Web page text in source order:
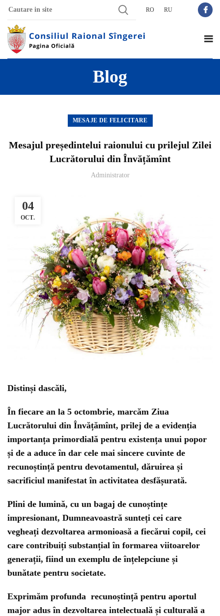
RO RU
Blog
MESAJE DE FELICITARE
Mesajul președintelui raionului cu prilejul Zilei
Lucrătorului din Învățămînt
Administrator
04
OCT.
Distinși dascăli,
În fiecare an la 5 octombrie, marcăm Ziua
Lucrătorului din Învățămînt, prilej de a evidenția
importanța primordială pentru existența unui popor
și de a aduce în dar cele mai sincere cuvinte de
recunoștință pentru devotamentul, dăruirea și
sacrificiul manifestat în activitatea desfășurată.
Plini de lumină, cu un bagaj de cunoștințe
impresionant, Dumneavoastră sunteți cei care
vegheați dezvoltarea armonioasă a fiecărui copil, cei
care contribuiți substanțial în formarea viitoarelor
generații, fiind un exemplu de înțelepciune și
bunătate pentru societate.
Exprimăm profunda recunoștință pentru aportul
major adus în dezvoltarea intelectuală și culturală a